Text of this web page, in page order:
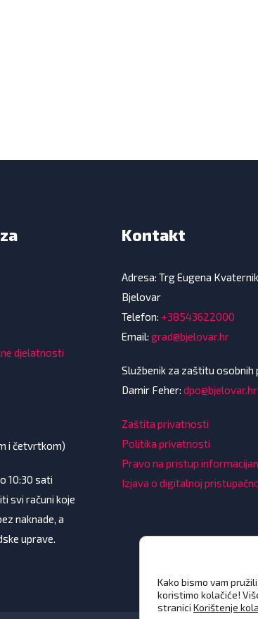
djelatnosti
i četvrtkom)
10:30 sati
svi računi koje
naknade, a
uprave.
Kontakt
Adresa: Trg Eugena
Bjelovar
Telefon: +38543622000
Email: grad@bjelovar.hr
Službenik za zaštitu osobnih
Damir Feher: dpo@bjelovar.hr
Zaštita privatnosti
Politika privatnosti
Pravo na pristup
Izjava o digitalnoj
Kako bismo vam
koristimo kolačiće!
stranici Korištenje